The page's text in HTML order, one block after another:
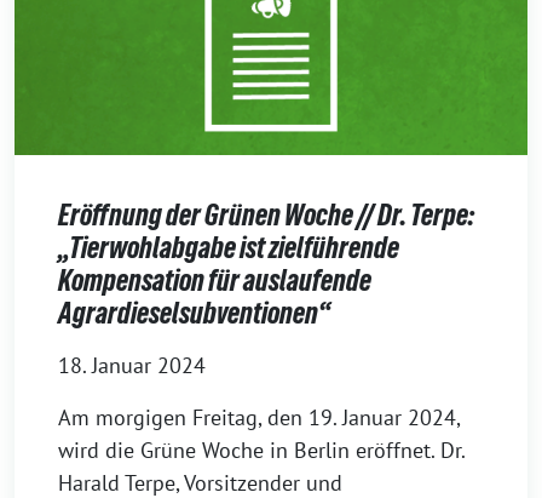
Eröffnung der Grünen Woche // Dr. Terpe:
„Tierwohlabgabe ist zielführende
Kompensation für auslaufende
Agrardieselsubventionen“
18. Januar 2024
Am morgigen Freitag, den 19. Januar 2024,
wird die Grüne Woche in Berlin eröffnet. Dr.
Harald Terpe, Vorsitzender und